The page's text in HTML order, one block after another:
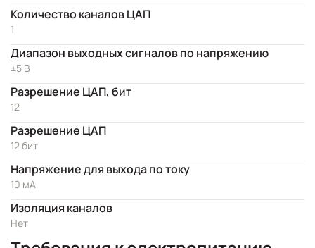
Количество каналов ЦАП
1
Диапазон выходных сигналов по напряжению
±5 В
Разрешение ЦАП, бит
12
Разрешение ЦАП
12 бит
Напряжение для выхода по току
10 мА
Изоляция каналов
Нет